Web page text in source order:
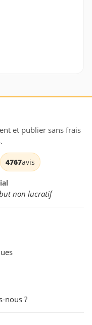
et publier sans frais
4767avis
but non lucratif
nous ?